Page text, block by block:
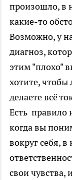
произошло, в
какие-то
Возможно, у
диагноз,
этим "плохо"
хотите, чтобы
делаете всё
Есть правило
когда вы
вокруг себя,
свои чувства,